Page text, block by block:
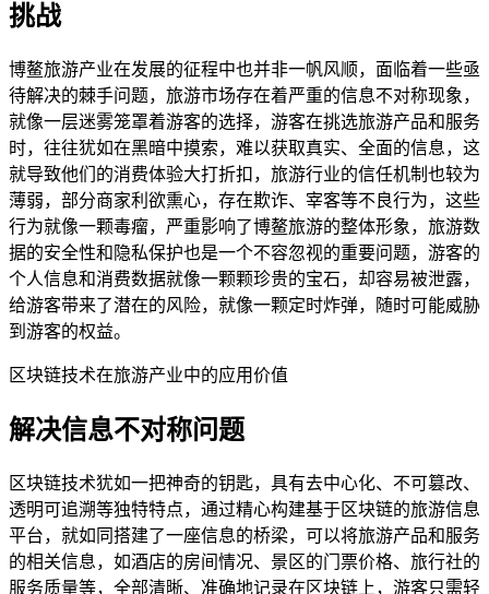
挑战
博鳌旅游产业在发展的征程中也并非一帆风顺，面临着一些亟
待解决的棘手问题，旅游市场存在着严重的信息不对称现象，
就像一层迷雾笼罩着游客的选择，游客在挑选旅游产品和服务
时，往往犹如在黑暗中摸索，难以获取真实、全面的信息，这
就导致他们的消费体验大打折扣，旅游行业的信任机制也较为
薄弱，部分商家利欲熏心，存在欺诈、宰客等不良行为，这些
行为就像一颗毒瘤，严重影响了博鳌旅游的整体形象，旅游数
据的安全性和隐私保护也是一个不容忽视的重要问题，游客的
个人信息和消费数据就像一颗颗珍贵的宝石，却容易被泄露，
给游客带来了潜在的风险，就像一颗定时炸弹，随时可能威胁
到游客的权益。
区块链技术在旅游产业中的应用价值
解决信息不对称问题
区块链技术犹如一把神奇的钥匙，具有去中心化、不可篡改、
透明可追溯等独特特点，通过精心构建基于区块链的旅游信息
平台，就如同搭建了一座信息的桥梁，可以将旅游产品和服务
的相关信息，如酒店的房间情况、景区的门票价格、旅行社的
服务质量等，全部清晰、准确地记录在区块链上，游客只需轻